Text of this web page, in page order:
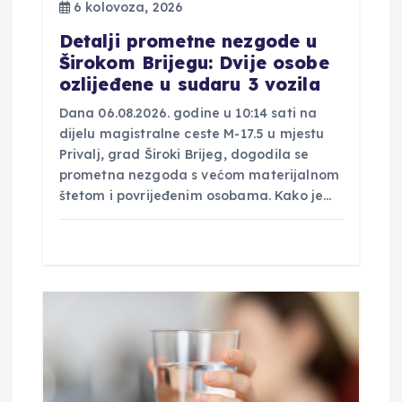
6 kolovoza, 2026
Detalji prometne nezgode u
Širokom Brijegu: Dvije osobe
ozlijeđene u sudaru 3 vozila
Dana 06.08.2026. godine u 10:14 sati na
dijelu magistralne ceste M-17.5 u mjestu
Privalj, grad Široki Brijeg, dogodila se
prometna nezgoda s većom materijalnom
štetom i povrijeđenim osobama. Kako je…